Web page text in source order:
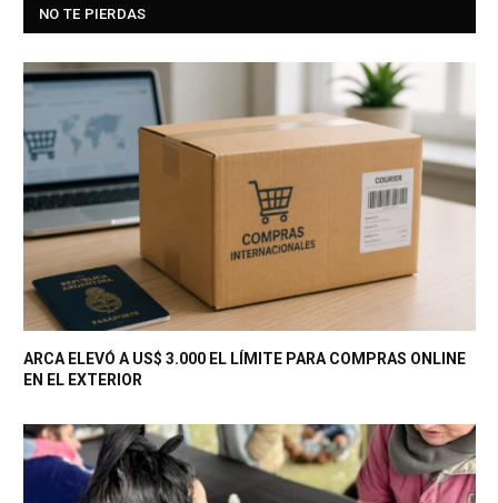
NO TE PIERDAS
ARCA ELEVÓ A US$ 3.000 EL LÍMITE PARA COMPRAS ONLINE
EN EL EXTERIOR